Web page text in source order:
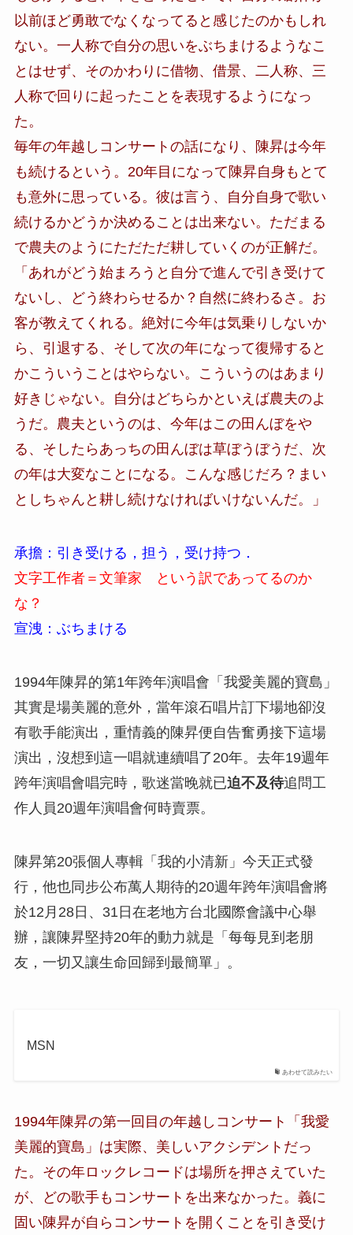
以前ほど勇敢でなくなってると感じたのかもしれ
ない。一人称で自分の思いをぶちまけるようなこ
とはせず、そのかわりに借物、借景、二人称、三
人称で回りに起ったことを表現するようになっ
た。
毎年の年越しコンサートの話になり、陳昇は今年
も続けるという。20年目になって陳昇自身もとて
も意外に思っている。彼は言う、自分自身で歌い
続けるかどうか決めることは出来ない。ただまる
で農夫のようにただただ耕していくのが正解だ。
「あれがどう始まろうと自分で進んで引き受けて
ないし、どう終わらせるか？自然に終わるさ。お
客が教えてくれる。絶対に今年は気乗りしないか
ら、引退する、そして次の年になって復帰すると
かこういうことはやらない。こういうのはあまり
好きじゃない。自分はどちらかといえば農夫のよ
うだ。農夫というのは、今年はこの田んぼをや
る、そしたらあっちの田んぼは草ぼうぼうだ、次
の年は大変なことになる。こんな感じだろ？まい
としちゃんと耕し続けなければいけないんだ。」
承擔：引き受ける，担う，受け持つ．
文字工作者＝文筆家 という訳であってるのか
な？
宣洩：ぶちまける
1994年陳昇的第1年跨年演唱會「我愛美麗的寶島」
其實是場美麗的意外，當年滾石唱片訂下場地卻沒
有歌手能演出，重情義的陳昇便自告奮勇接下這場
演出，沒想到這一唱就連續唱了20年。去年19週年
跨年演唱會唱完時，歌迷當晚就已迫不及待追問工
作人員20週年演唱會何時賣票。
陳昇第20張個人專輯「我的小清新」今天正式發
行，他也同步公布萬人期待的20週年跨年演唱會將
於12月28日、31日在老地方台北國際會議中心舉
辦，讓陳昇堅持20年的動力就是「每每見到老朋
友，一切又讓生命回歸到最簡單」。
あわせて読みたい
MSN
1994年陳昇の第一回目の年越しコンサート「我愛
美麗的寶島」は実際、美しいアクシデントだっ
た。その年ロックレコードは場所を押さえていた
が、どの歌手もコンサートを出来なかった。義に
固い陳昇が自らコンサートを開くことを引き受け